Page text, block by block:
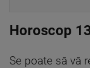
Horoscop
Se poate să vă